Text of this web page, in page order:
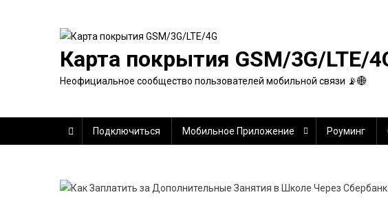
содержимому
Карта покрытия GSM/3G/LTE/
Неофициальное сообщество пользователей мобильной связи 📡🌐
Подключиться Мобильное Приложение Роуминг